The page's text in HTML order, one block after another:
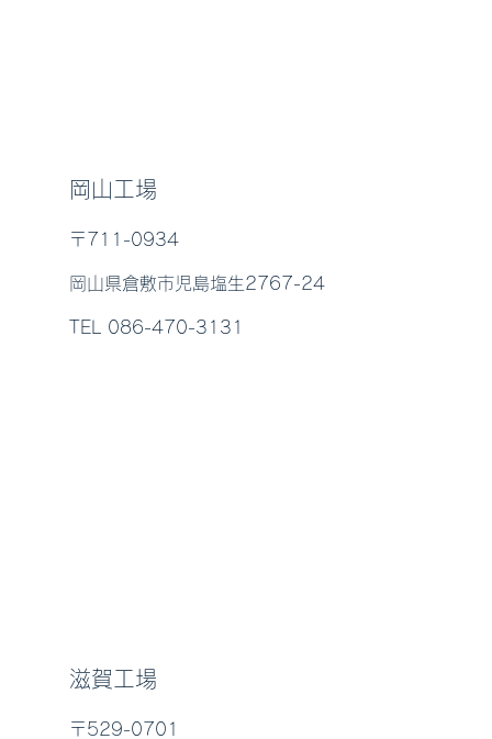
岡山工場
〒711-0934
岡山県倉敷市児島塩生2767-24
TEL 086-470-3131
滋賀工場
〒529-0701